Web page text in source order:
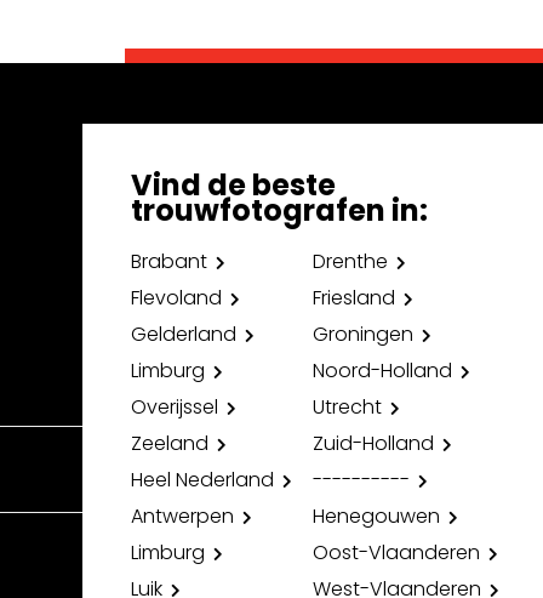
Vind de beste
trouwfotografen in:
Brabant
Drenthe
Flevoland
Friesland
Gelderland
Groningen
Limburg
Noord-Holland
Overijssel
Utrecht
Zeeland
Zuid-Holland
Heel Nederland
----------
Antwerpen
Henegouwen
Limburg
Oost-Vlaanderen
Luik
West-Vlaanderen